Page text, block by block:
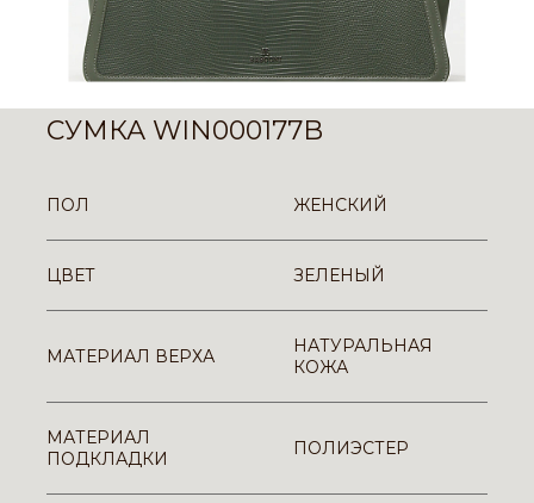
СУМКА WIN000177B
ПОЛ ЖЕНСКИЙ
ЦВЕТ ЗЕЛЕНЫЙ
МАТЕРИАЛ ВЕРХА
НАТУРАЛЬНАЯ
КОЖА
МАТЕРИАЛ
ПОДКЛАДКИ
ПОЛИЭСТЕР